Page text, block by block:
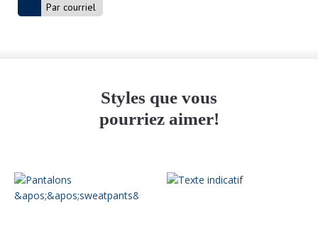
Par courriel
Styles que vous
pourriez aimer!
Ce